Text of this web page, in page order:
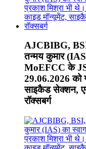
AJCBIBG,
तन्मय कुमार
MoEFCC के JS
29.06.2026 को
साइकैड सेक्शन,
रॉक्सबर्ग